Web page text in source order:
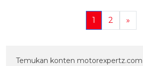
1 2 »
Temukan konten